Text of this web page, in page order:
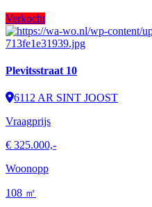
Verkocht
Plevitsstraat 10
6112 AR SINT JOOST
Vraagprijs
€ 325.000,-
Woonopp
108 ㎡